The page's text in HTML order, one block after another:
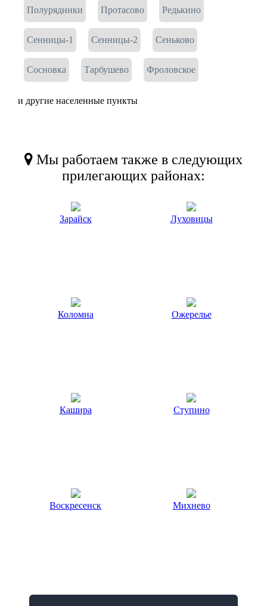
Полурядинки Протасово Редькино
Сенницы-1 Сенницы-2 Сеньково
Сосновка Тарбушево Фроловское
и другие населенные пункты
Мы работаем также в следующих
прилегающих районах:
Зарайск Луховицы
Коломна Ожерелье
Кашира Ступино
Воскресенск Михнево